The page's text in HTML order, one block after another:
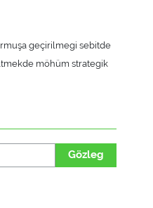
geçirilmegi sebitde
möhüm strategik
Gözleg